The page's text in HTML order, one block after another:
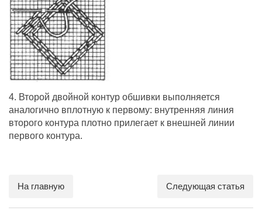
4. Второй двойной контур обшивки выполняется
аналогично вплотную к первому: внутренняя линия
второго контура плотно прилегает к внешней линии
первого контура.
На главную Следующая статья